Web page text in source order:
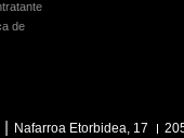
de
Nafarroa Etorbidea, 17